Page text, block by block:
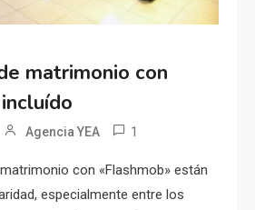
matrimonio con
Agencia YEA 1
con «Flashmob» están
especialmente entre los